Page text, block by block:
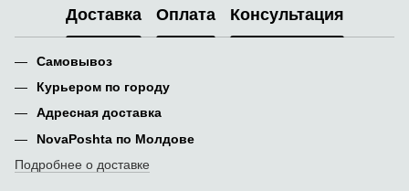
Доставка Оплата Консультация
Самовывоз
Курьером по городу
Адресная доставка
NovaPoshta по Молдове
Подробнее о доставке